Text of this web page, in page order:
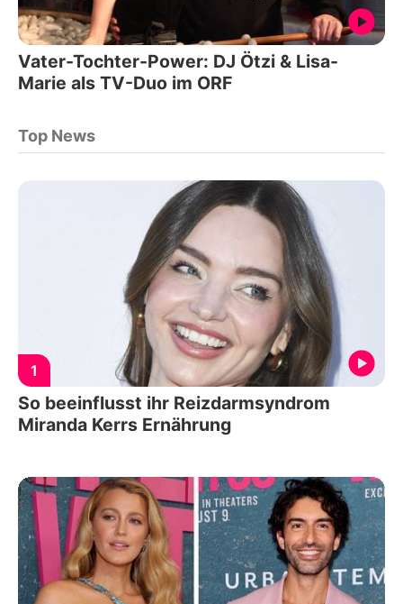
Vater-Tochter-Power: DJ Ötzi & Lisa-
Marie als TV-Duo im ORF
Top News
1
So beeinflusst ihr Reizdarmsyndrom
Miranda Kerrs Ernährung